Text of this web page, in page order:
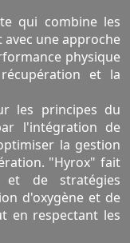
qui combine les
une approche
physique
et la
les principes du
l'intégration de
la gestion
"Hyrox" fait
et de stratégies
d'oxygène et de
en respectant les